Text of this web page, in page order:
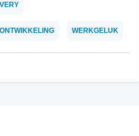
WERKGELUK